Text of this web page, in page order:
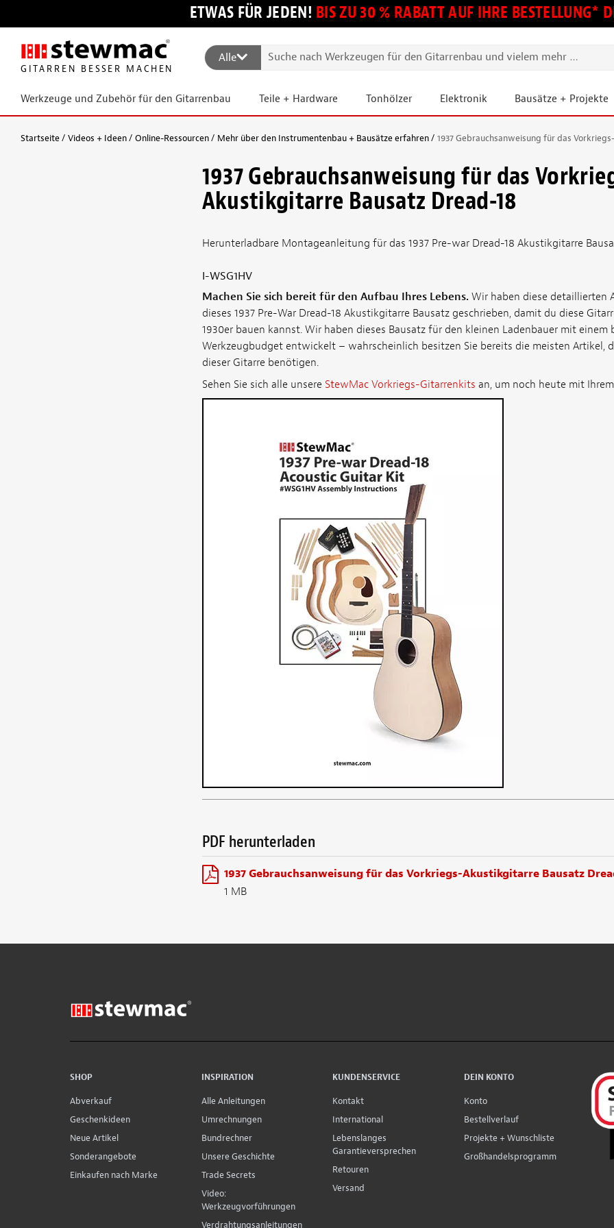
ETWAS FÜR JEDEN! BIS ZU 30 % RABATT AUF IHRE BESTELLUNG*
GITARREN BESSER MACHEN
Alle
Werkzeuge und Zubehör für den Gitarrenbau Teile + Hardware Tonhölzer Elektronik Bausätze + Projekte
Startseite Videos + Ideen Online-Ressourcen Mehr über den Instrumentenbau + Bausätze erfahren 1937 Gebrauchsanweisung für das
1937 Gebrauchsanweisung für das
Akustikgitarre Bausatz Dread-18
Herunterladbare Montageanleitung für das 1937 Pre-war Dread-18 Akustikgitarre
I-WSG1HV
Machen Sie sich bereit für den Aufbau Ihres Lebens.Wir haben diese detaillierten
dieses 1937 Pre-War Dread-18 Akustikgitarre Bausatz geschrieben, damit du diese
1930er bauen kannst. Wir haben dieses Bausatz für den kleinen Ladenbauer mit einem
Werkzeugbudget entwickelt – wahrscheinlich besitzen Sie bereits die meisten Artikel,
dieser Gitarre benötigen.
Sehen Sie sich alle unsere StewMac Vorkriegs-Gitarrenkits an, um noch heute mit
PDF herunterladen
1937 Gebrauchsanweisung für das Vorkriegs-Akustikgitarre Bausatz
1 MB
SHOP
Abverkauf
Geschenkideen
Neue Artikel
Sonderangebote
Einkaufen nach Marke
INSPIRATION
Alle Anleitungen
Umrechnungen
Bundrechner
Unsere Geschichte
Trade Secrets
Video:
Werkzeugvorführungen
Verdrahtungsanleitungen
KUNDENSERVICE
Kontakt
International
Lebenslanges
Garantieversprechen
Retouren
Versand
DEIN KONTO
Konto
Bestellverlauf
Projekte + Wunschliste
Großhandelsprogramm